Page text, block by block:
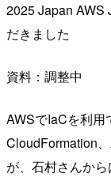
2025 Japan AWS
だきました
資料：調整中
AWSでIaCを利用
CloudFormation
が、石村さんか